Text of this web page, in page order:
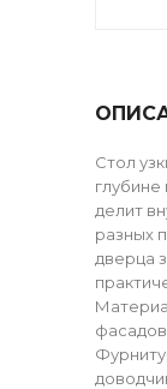
Стол
глубине
делит
разных
дверца